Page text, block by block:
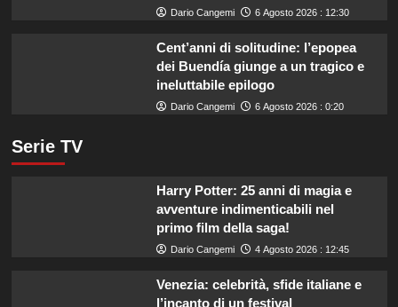
Dario Cangemi 6 Agosto 2026 : 12:30
Cent’anni di solitudine: l’epopea
dei Buendía giunge a un tragico e
ineluttabile epilogo
Dario Cangemi 6 Agosto 2026 : 0:20
Serie TV
Harry Potter: 25 anni di magia e
avventure indimenticabili nel
primo film della saga!
Dario Cangemi 4 Agosto 2026 : 12:45
Venezia: celebrità, sfide italiane e
l’incanto di un festival